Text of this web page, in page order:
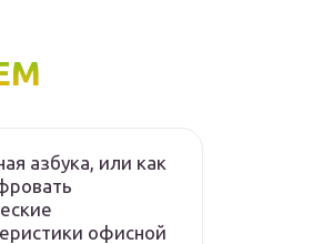
азбука, или как
офисной